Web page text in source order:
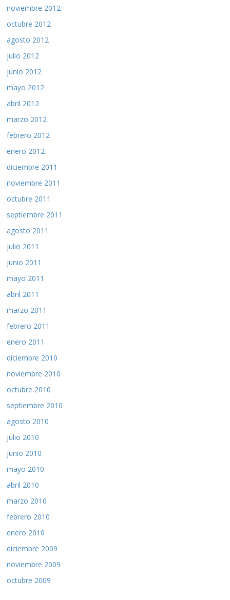
noviembre 2012
octubre 2012
agosto 2012
julio 2012
junio 2012
mayo 2012
abril 2012
marzo 2012
febrero 2012
enero 2012
diciembre 2011
noviembre 2011
octubre 2011
septiembre 2011
agosto 2011
julio 2011
junio 2011
mayo 2011
abril 2011
marzo 2011
febrero 2011
enero 2011
diciembre 2010
noviembre 2010
octubre 2010
septiembre 2010
agosto 2010
julio 2010
junio 2010
mayo 2010
abril 2010
marzo 2010
febrero 2010
enero 2010
diciembre 2009
noviembre 2009
octubre 2009